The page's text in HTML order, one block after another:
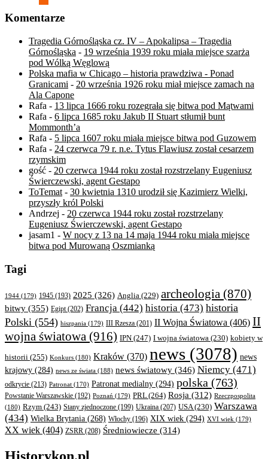
Komentarze
Tragedia Górnośląska cz. IV – Apokalipsa – Tragedia
Górnośląska - 19 września 1939 roku miała miejsce szarża
pod Wólką Węglową
Polska mafia w Chicago – historia prawdziwa - Ponad
Granicami - 20 września 1926 roku miał miejsce zamach na
Ala Capone
Rafa - 13 lipca 1666 roku rozegrała się bitwa pod Mątwami
Rafa - 6 lipca 1685 roku Jakub II Stuart stłumił bunt
Mommonth’a
Rafa - 5 lipca 1607 roku miała miejsce bitwa pod Guzowem
Rafa - 24 czerwca 79 r. n.e. Tytus Flawiusz został cesarzem
rzymskim
gość - 20 czerwca 1944 roku został rozstrzelany Eugeniusz
Świerczewski, agent Gestapo
ToTemat - 30 kwietnia 1310 urodził się Kazimierz Wielki,
przyszły król Polski
Andrzej - 20 czerwca 1944 roku został rozstrzelany
Eugeniusz Świerczewski, agent Gestapo
jasam1 - W nocy z 13 na 14 maja 1944 roku miała miejsce
bitwa pod Murowaną Oszmianką
Tagi
1944 (179) 1945 (193) 2025 (326) Anglia (229) archeologia (870)
bitwy (355) Egipt(202) Francja (442) historia (473) historia
Polski (554) hiszpania (179) III Rzesza (201) II Wojna Światowa (406) II
wojna światowa (916) IPN (247) I wojna światowa (230) kobiety w
historii (255) Konkurs (180) Kraków (370) news (3078) news
krajowy (284) news ze świata (188) news światowy (346) Niemcy (471)
odkrycie (213) Patronat (170) Patronat medialny (294) polska (763)
Powstanie Warszawskie (192) Poznań (179) PRL(264) Rosja (312) Rzeczpospolita
(180) Rzym (243) Stany zjednoczone (199) Ukraina (207) USA(230) Warszawa
(434) Wielka Brytania (268) Włochy (196) XIX wiek (294) XVI wiek (179)
XX wiek (404) ZSRR (208) Średniowiecze (314)